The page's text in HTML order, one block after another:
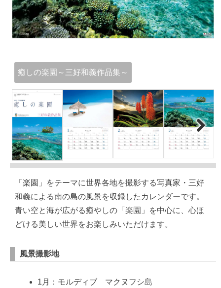
癒しの楽園～三好和義作品集～
Next
「楽園」をテーマに世界各地を撮影する写真家・三好
和義による南の島の風景を収録したカレンダーです。
青い空と海が広がる癒やしの「楽園」を中心に、心ほ
どける美しい世界をお楽しみいただけます。
風景撮影地
1月：モルディブ マクヌフシ島